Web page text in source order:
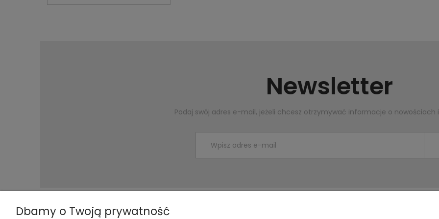
Newsletter
Podaj swój adres e-mail, jeżeli chcesz otrzymywać informacje o nowościach
Dbamy o Twoją prywatność